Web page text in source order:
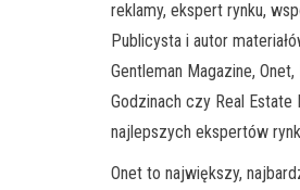
reklamy, ekspert rynku,
Publicysta i autor
Gentleman Magazine,
Godzinach czy Real
najlepszych ekspertów
Onet to największy,